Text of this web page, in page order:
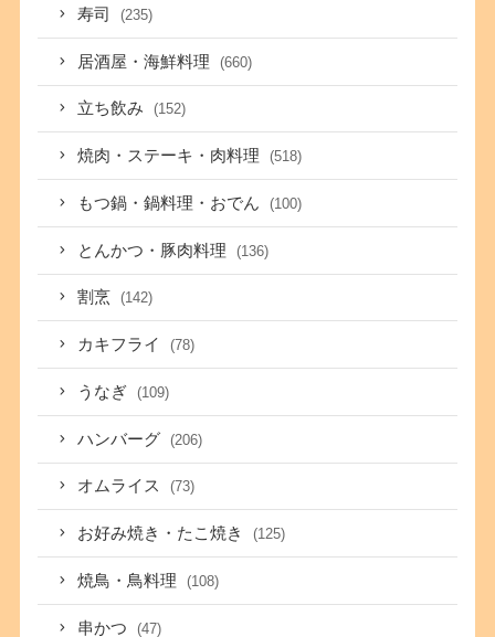
寿司 (235)
居酒屋・海鮮料理 (660)
立ち飲み (152)
焼肉・ステーキ・肉料理 (518)
もつ鍋・鍋料理・おでん (100)
とんかつ・豚肉料理 (136)
割烹 (142)
カキフライ (78)
うなぎ (109)
ハンバーグ (206)
オムライス (73)
お好み焼き・たこ焼き (125)
焼鳥・鳥料理 (108)
串かつ (47)